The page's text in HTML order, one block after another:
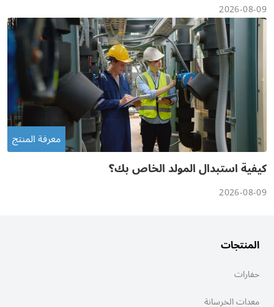
2026-08-09
معرفة المنتج
كيفية استبدال المولد الخاص بك؟
2026-08-09
المنتجات
حفارات
معدات الخرسانة